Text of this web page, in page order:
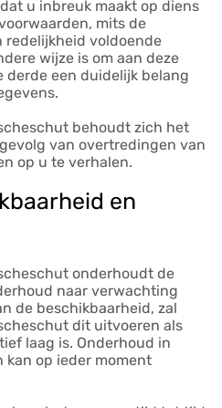
u inbreuk maakt op diens
mits de
voldoende
wijze is om aan deze
derde een duidelijk belang
behoudt zich het
van overtredingen van
op u te verhalen.
en
onderhoudt de
naar verwachting
de beschikbaarheid, zal
dit uitvoeren als
laag is. Onderhoud in
op ieder moment